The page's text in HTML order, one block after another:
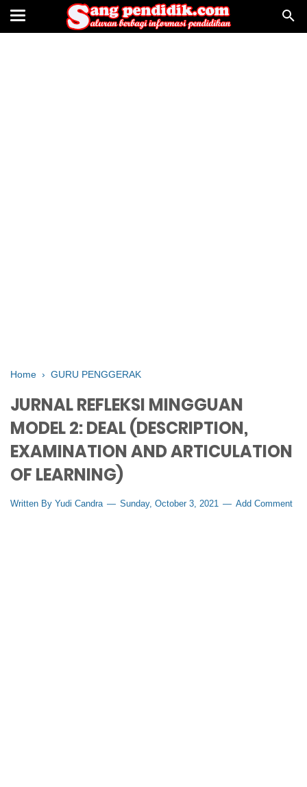
Home › GURU PENGGERAK
JURNAL REFLEKSI MINGGUAN
MODEL 2: DEAL (DESCRIPTION,
EXAMINATION AND ARTICULATION
OF LEARNING)
Written By Yudi Candra Sunday, October 3, 2021 Add Comment